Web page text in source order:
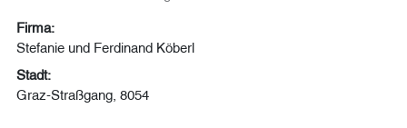
Firma:
Stefanie und Ferdinand Köberl
Stadt:
Graz-Straßgang, 8054